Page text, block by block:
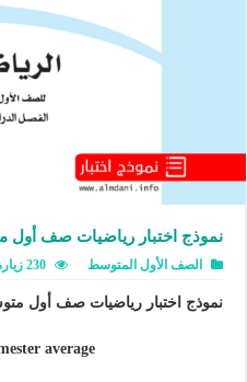
نموذج اختبار رياضيات صف أول
الصف الأول المتوسط 230 زيارة
نموذج اختبار رياضيات صف أول
average